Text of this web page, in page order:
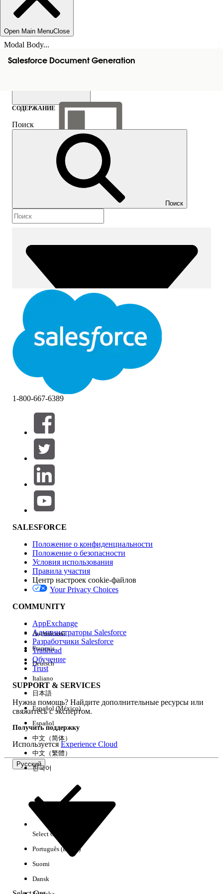
Open Main MenuClose
Modal Body...
Salesforce Document Generation
Показать содержание
Содержание
СОДЕРЖАНИЕ
Поиск
Поиск
Фильтры (0)
ВЫБРАТЬ ФИЛЬТРЫ
Область продуктов
Влияние на функции
Версия
Возможности
Очистить все Готово
Результаты отсутствуют
Проверьте орфографию ключевых слов.
1-800-667-6389
SALESFORCE
Положение о конфиденциальности
Положение о безопасности
Условия использования
Правила участия
Центр настроек cookie-файлов
Your Privacy Choices
COMMUNITY
AppExchange
Администраторы Salesforce
Разработчики Salesforce
Trailhead
Обучение
Trust
SUPPORT & SERVICES
Нужна помощь? Найдите дополнительные ресурсы или
свяжитесь с экспертом.
Получить поддержку
ИспользуетсяExperience Cloud
Русский
Английский
Français
Deutsch
Italiano
日本語
Español (México)
Español
中文（简体）
中文（繁體）
한국어
Select Org
Português (Brasil)
Suomi
Dansk